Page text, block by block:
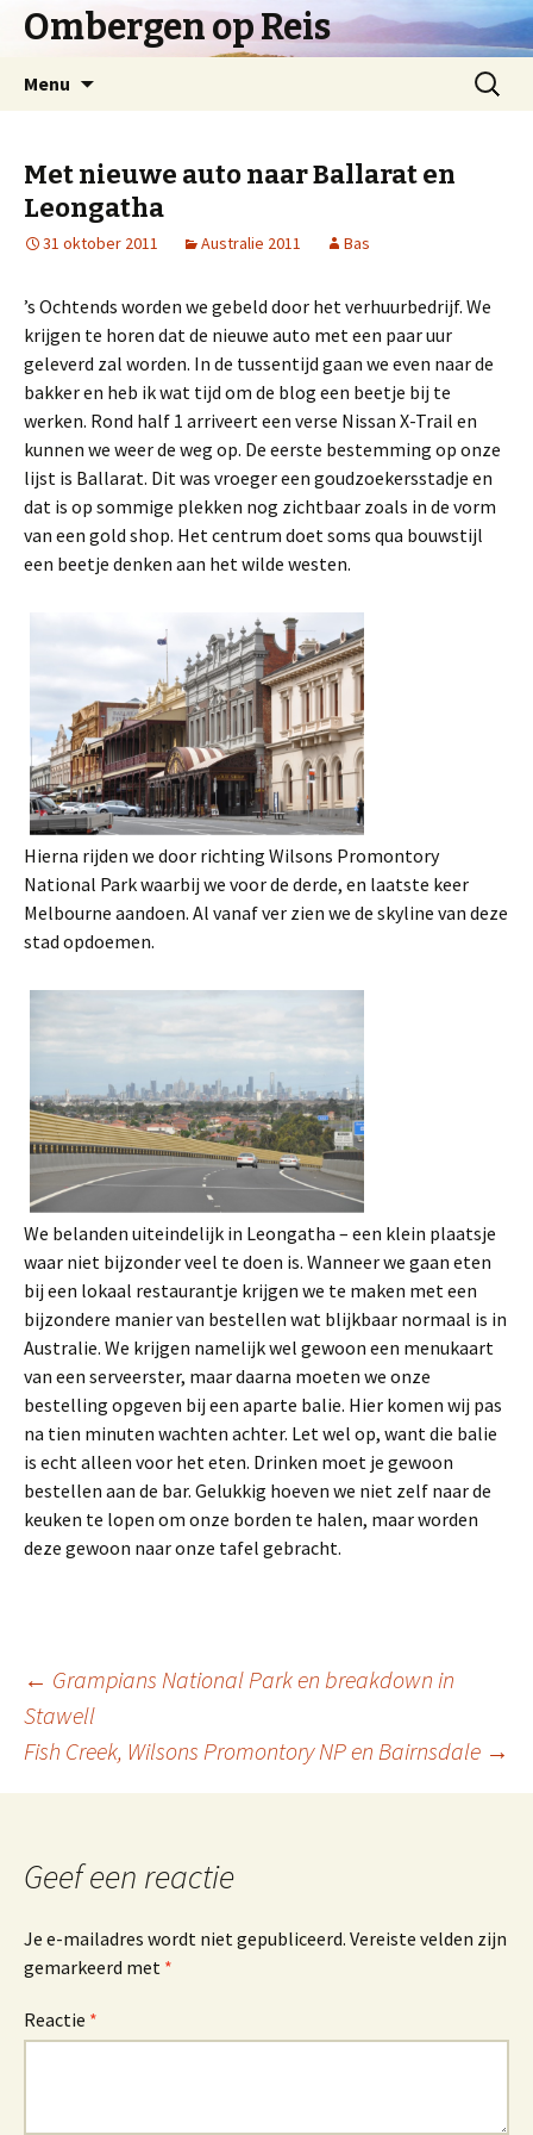
Ombergen op Reis
Menu
Zoeken
naar:
Met nieuwe auto naar Ballarat en
Leongatha
31 oktober 2011 Australie 2011 Bas
’s Ochtends worden we gebeld door het verhuurbedrijf. We
krijgen te horen dat de nieuwe auto met een paar uur
geleverd zal worden. In de tussentijd gaan we even naar de
bakker en heb ik wat tijd om de blog een beetje bij te
werken. Rond half 1 arriveert een verse Nissan X-Trail en
kunnen we weer de weg op. De eerste bestemming op onze
lijst is Ballarat. Dit was vroeger een goudzoekersstadje en
dat is op sommige plekken nog zichtbaar zoals in de vorm
van een gold shop. Het centrum doet soms qua bouwstijl
een beetje denken aan het wilde westen.
Hierna rijden we door richting Wilsons Promontory
National Park waarbij we voor de derde, en laatste keer
Melbourne aandoen. Al vanaf ver zien we de skyline van deze
stad opdoemen.
We belanden uiteindelijk in Leongatha – een klein plaatsje
waar niet bijzonder veel te doen is. Wanneer we gaan eten
bij een lokaal restaurantje krijgen we te maken met een
bijzondere manier van bestellen wat blijkbaar normaal is in
Australie. We krijgen namelijk wel gewoon een menukaart
van een serveerster, maar daarna moeten we onze
bestelling opgeven bij een aparte balie. Hier komen wij pas
na tien minuten wachten achter. Let wel op, want die balie
is echt alleen voor het eten. Drinken moet je gewoon
bestellen aan de bar. Gelukkig hoeven we niet zelf naar de
keuken te lopen om onze borden te halen, maar worden
deze gewoon naar onze tafel gebracht.
Berichtnavigatie
← Grampians National Park en breakdown in
Stawell
Fish Creek, Wilsons Promontory NP en Bairnsdale →
Geef een reactie
Je e-mailadres wordt niet gepubliceerd. Vereiste velden zijn
gemarkeerd met *
Reactie *